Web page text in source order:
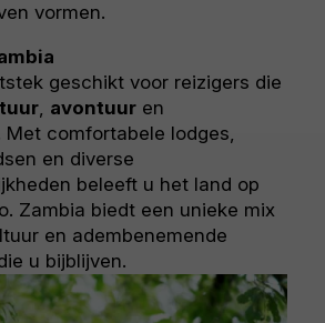
vormen.
geschikt voor reizigers die
, avontuur en
Met comfortabele lodges,
en diverse
beleeft u het land op
Zambia biedt een unieke mix
en adembenemende
u bijblijven.